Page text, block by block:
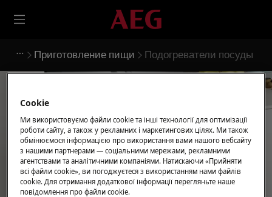
Приготовление пищи Подогреватели посуды
Підтримка для
Подогреватели посуды
Cookie
Ми використовуємо файли cookie та інші технології для оптимізації
роботи сайту, а також у рекламних і маркетингових цілях. Ми також
обмінюємося інформацією про використання вами нашого вебсайту
з нашими партнерами — соціальними мережами, рекламними
агентствами та аналітичними компаніями. Натискаючи «Прийняти
всі файли сookie», ви погоджуєтеся з використанням нами файлів
cookie. Для отримання додаткової інформації перегляньте наше
повідомлення про файли сookie.